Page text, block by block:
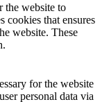
the website to
cookies that ensures
website. These
for the website
personal data via